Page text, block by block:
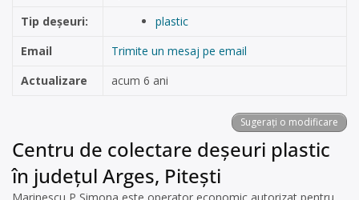
Tip deșeuri:
plastic
Email
Trimite un mesaj pe email
Actualizare
acum 6 ani
Sugerați o modificare
Centru de colectare deșeuri plastic
în județul Arges, Pitești